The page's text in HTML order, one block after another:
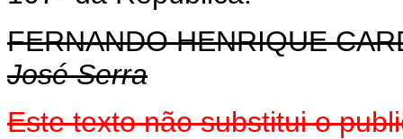
FERNANDO HENRIQUE
José Serra
Este texto não substitui o